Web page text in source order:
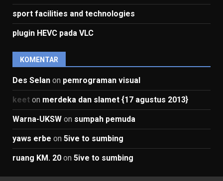
sport facilities and technologies
plugin HEVC pada VLC
KOMENTAR
Des Selan on pemrograman visual
keet on merdeka dan slamet {17 agustus 2013}
Warna-UKSW on sumpah pemuda
yaws erbe on 5ive to sumbing
ruang KM. 20 on 5ive to sumbing